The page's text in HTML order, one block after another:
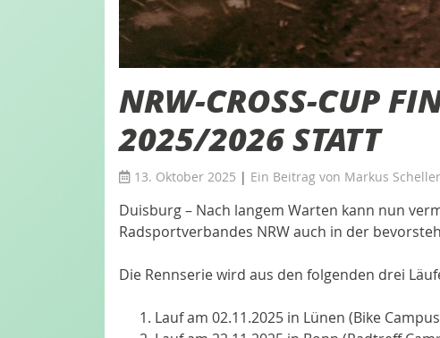
NRW-CROSS-CUP
2025/2026 STATT
13. Oktober 2025 | Ein Beitrag von Markus
Duisburg – Nach langem Warten kann nun
Radsportverbandes NRW auch in der
Die Rennserie wird aus den folgenden drei
Lauf am 02.11.2025 in Lünen (Bike